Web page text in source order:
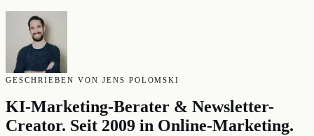
GESCHRIEBEN VON JENS POLOMSKI
KI-Marketing-Berater & Newsletter-
Creator. Seit 2009 in Online-Marketing.